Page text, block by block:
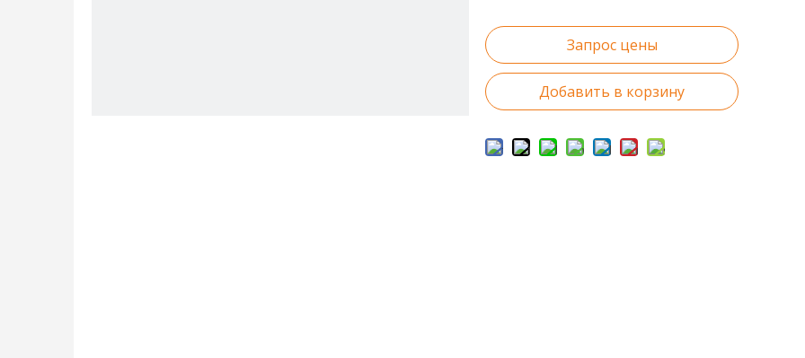
Запрос цены
Добавить в корзину